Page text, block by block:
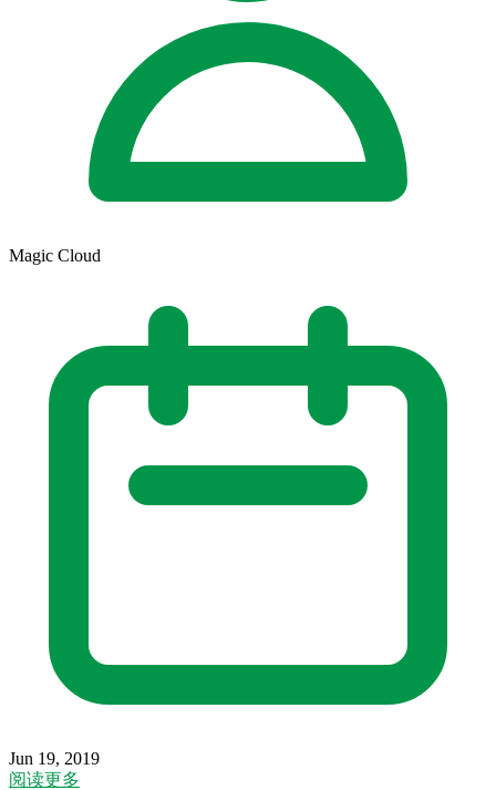
Magic Cloud
Jun 19, 2019
阅读更多